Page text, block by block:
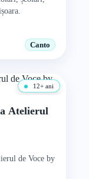
Canto
12+ ani
Atelierul
de Voce by